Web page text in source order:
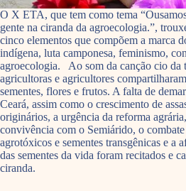
O X ETA, que tem como tema
gente na ciranda da agroecologia.”,
cinco elementos que compõem a marca
indígena, luta camponesa, feminismo,
agroecologia. Ao som da canção cio da
agricultoras e agricultores
sementes, flores e frutos. A falta de
Ceará, assim como o crescimento de
originários, a urgência da reforma
convivência com o Semiárido, o
agrotóxicos e sementes transgênicas e a
das sementes da vida foram recitados e
ciranda.